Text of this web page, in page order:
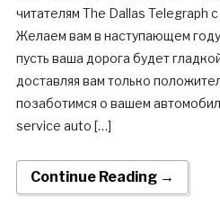
читателям The Dallas Telegraph
Желаем вам в наступающем году
пусть ваша дорога будет
доставляя вам только
позаботимся о вашем
service auto […]
Continue Reading →